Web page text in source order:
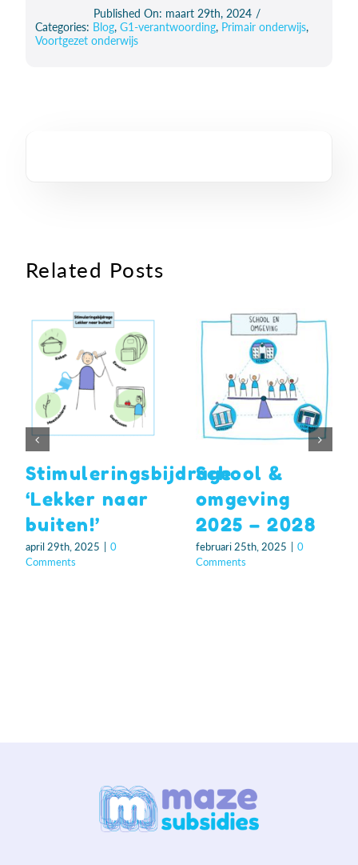
Published On: maart 29th, 2024 /
Categories: Blog, G1-verantwoording, Primair onderwijs,
Voortgezet onderwijs
Related Posts
Stimuleringsbijdrage
‘Lekker naar
buiten!’
april 29th, 2025
0
Comments
School &
omgeving
2025 – 2028
februari 25th, 2025
0
Comments